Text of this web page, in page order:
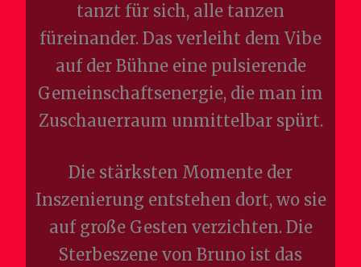
tanzt für sich, alle tanzen
füreinander. Das verleiht dem Vibe
auf der Bühne eine pulsierende
Gemeinschaftsenergie, die man im
Zuschauerraum unmittelbar spürt.
Die stärksten Momente der
Inszenierung entstehen dort, wo sie
auf große Gesten verzichten. Die
Sterbeszene von Bruno ist das